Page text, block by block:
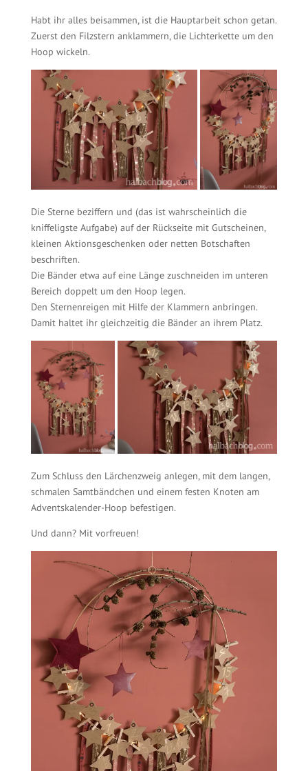
Habt ihr alles beisammen, ist die Hauptarbeit schon getan.
Zuerst den Filzstern anklammern, die Lichterkette um den
Hoop wickeln.
Die Sterne beziffern und (das ist wahrscheinlich die
kniffeligste Aufgabe) auf der Rückseite mit Gutscheinen,
kleinen Aktionsgeschenken oder netten Botschaften
beschriften.
Die Bänder etwa auf eine Länge zuschneiden im unteren
Bereich doppelt um den Hoop legen.
Den Sternenreigen mit Hilfe der Klammern anbringen.
Damit haltet ihr gleichzeitig die Bänder an ihrem Platz.
Zum Schluss den Lärchenzweig anlegen, mit dem langen,
schmalen Samtbändchen und einem festen Knoten am
Adventskalender-Hoop befestigen.
Und dann? Mit vorfreuen!